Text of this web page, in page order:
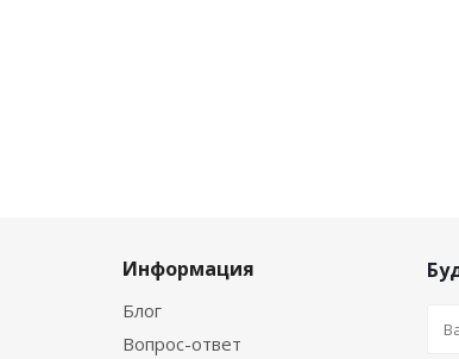
Информация
Блог
Вопрос-ответ